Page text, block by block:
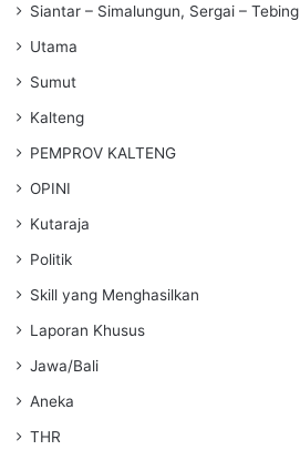
Siantar – Simalungun, Sergai – Tebing
Utama
Sumut
Kalteng
PEMPROV KALTENG
OPINI
Kutaraja
Politik
Skill yang Menghasilkan
Laporan Khusus
Jawa/Bali
Aneka
THR